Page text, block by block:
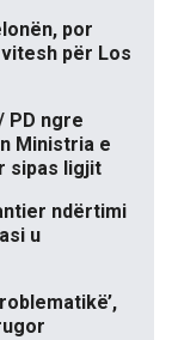
por
për Los
PD ngre
Ministria e
sipas ligjit
ndërtimi
u